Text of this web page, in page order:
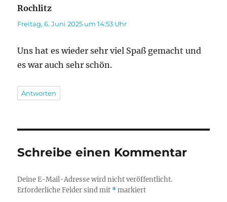
Rochlitz
Freitag, 6. Juni 2025 um 14:53 Uhr
Uns hat es wieder sehr viel Spaß gemacht und
es war auch sehr schön.
Antworten
Schreibe einen Kommentar
Deine E-Mail-Adresse wird nicht veröffentlicht.
Erforderliche Felder sind mit *markiert